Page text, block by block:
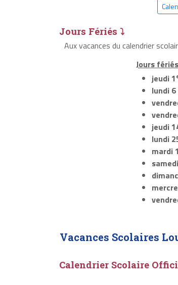
Jours Fériés ⤵
Aux vacances du calendrier
Jours
jeudi 1
lundi
jeudi
lundi
mardi
Vacances Scolaires
Calendrier Scolaire